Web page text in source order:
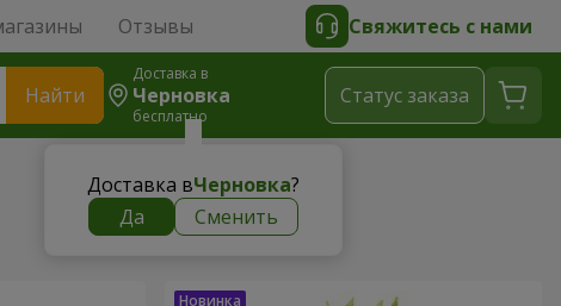
Отзывы Свяжитесь с нами
Найти
Доставка в
Черновка
бесплатно
Доставка вЧерновка?
Да
Сменить
Cтатус заказа